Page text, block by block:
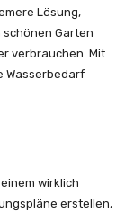
Lösung,
Garten
verbrauchen. Mit
Wasserbedarf
wirklich
erstellen,